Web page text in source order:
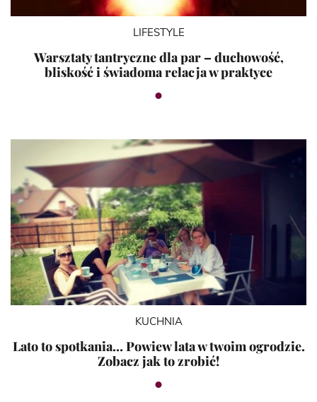
LIFESTYLE
Warsztaty tantryczne dla par – duchowość,
bliskość i świadoma relacja w praktyce
KUCHNIA
Lato to spotkania… Powiew lata w twoim ogrodzie.
Zobacz jak to zrobić!